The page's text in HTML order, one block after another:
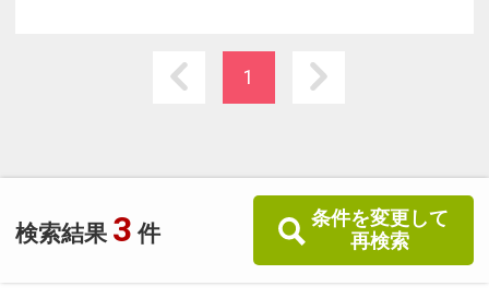
検索結果 3 件
条件を変更して
再検索
インタースポーツが楽しめるます♪
1